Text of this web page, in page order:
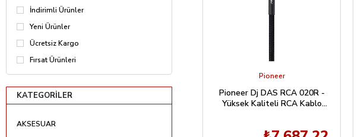
İndirimli Ürünler
Yeni Ürünler
Ücretsiz Kargo
Fırsat Ürünleri
KATEGORILER
AKSESUAR
Pioneer
Pioneer Dj DAS RCA 020R -
Yüksek Kaliteli RCA Kablo